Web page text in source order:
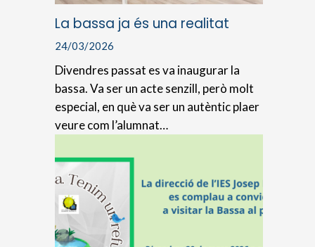
La bassa ja és una realitat
24/03/2026
Divendres passat es va inaugurar la
bassa. Va ser un acte senzill, però molt
especial, en què va ser un autèntic plaer
veure com l’alumnat…